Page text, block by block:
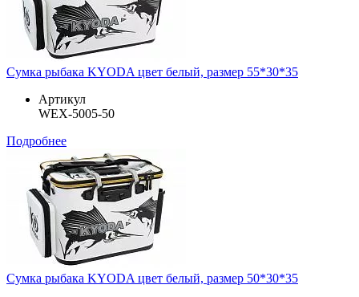
Сумка рыбака KYODA цвет белый, размер 55*30*35
Артикул
WEX-5005-50
Подробнее
Сумка рыбака KYODA цвет белый, размер 50*30*35